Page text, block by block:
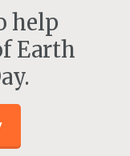
help
Earth